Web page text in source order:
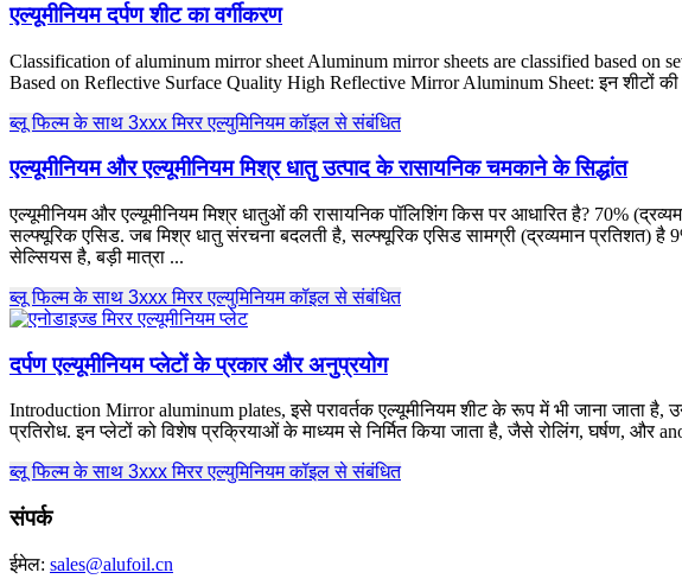
एल्यूमीनियम दर्पण शीट का वर्गीकरण
Classification of aluminum mirror sheet Aluminum mirror sheets are classified based on
Based on Reflective Surface Quality High Reflective Mirror Aluminum Sheet: इन शीटों
ब्लू फिल्म के साथ 3xxx मिरर एल्युमिनियम कॉइल से संबंधित
एल्यूमीनियम और एल्यूमीनियम मिश्र धातु उत्पाद के रासायनिक चमकाने के सिद्धांत
एल्यूमीनियम और एल्यूमीनियम मिश्र धातुओं की रासायनिक पॉलिशिंग किस पर आधारित है? 70%
सल्फ्यूरिक एसिड. जब मिश्र धातु संरचना बदलती है, सल्फ्यूरिक एसिड सामग्री (द्रव्यमान प्रतिशत) है
सेल्सियस है, बड़ी मात्रा ...
ब्लू फिल्म के साथ 3xxx मिरर एल्युमिनियम कॉइल से संबंधित
दर्पण एल्यूमीनियम प्लेटों के प्रकार और अनुप्रयोग
Introduction Mirror aluminum plates, इसे परावर्तक एल्यूमीनियम शीट के रूप में भी जाना जाता
प्रतिरोध. इन प्लेटों को विशेष प्रक्रियाओं के माध्यम से निर्मित किया जाता है, जैसे रोलिंग, घर्षण,
ब्लू फिल्म के साथ 3xxx मिरर एल्युमिनियम कॉइल से संबंधित
संपर्क
ईमेल: sales@alufoil.cn